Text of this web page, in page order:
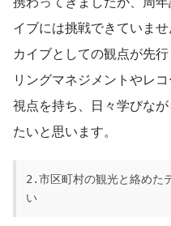
イブには挑戦できていま
カイブとしての観点が先
リングマネジメントやレ
視点を持ち、日々学びな
たいと思います。
2.市区町村の観光と絡めた
い